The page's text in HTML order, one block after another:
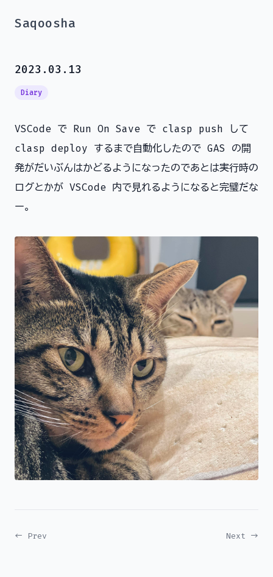
Saqoosha
2023.03.13
Diary
VSCode で Run On Save で clasp push して
clasp deploy するまで自動化したので GAS の開
発がだいぶんはかどるようになったのであとは実行時の
ログとかが VSCode 内で見れるようになると完璧だな
ー。
← Prev Next →